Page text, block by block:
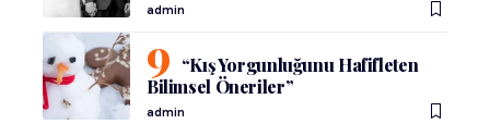
admin
“Kış Yorgunluğunu Hafifleten
Bilimsel Öneriler”
admin